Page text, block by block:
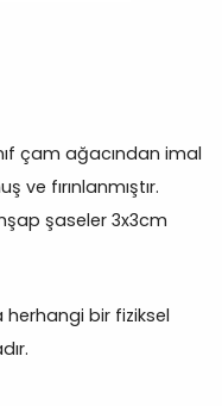
çam ağacından imal
ve fırınlanmıştır.
şaseler 3x3cm
herhangi bir fiziksel